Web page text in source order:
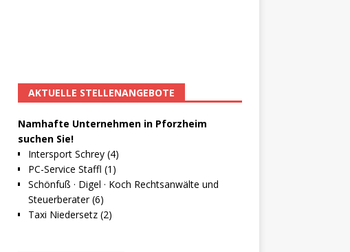
AKTUELLE STELLENANGEBOTE
Namhafte Unternehmen in Pforzheim
suchen Sie!
Intersport Schrey (4)
PC-Service Staffl (1)
Schönfuß · Digel · Koch Rechtsanwälte und
Steuerberater (6)
Taxi Niedersetz (2)